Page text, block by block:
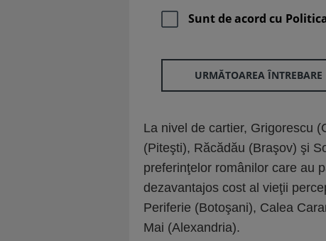
Sunt de acord cu
URMĂTOAREA ÎNTREBARE
La nivel de cartier, Grigorescu
(Piteşti), Răcădău (Braşov) şi
preferinţelor românilor care au
dezavantajos cost al vieţii
Periferie (Botoşani), Calea
Mai (Alexandria).